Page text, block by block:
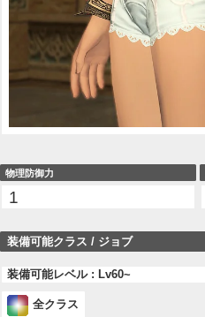
物理防御力
1
装備可能クラス / ジョブ
装備可能レベル : Lv60~
全クラス